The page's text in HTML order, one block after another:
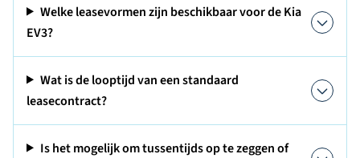
Welke leasevormen zijn beschikbaar voor de Kia
EV3?
Wat is de looptijd van een standaard
leasecontract?
Is het mogelijk om tussentijds op te zeggen of